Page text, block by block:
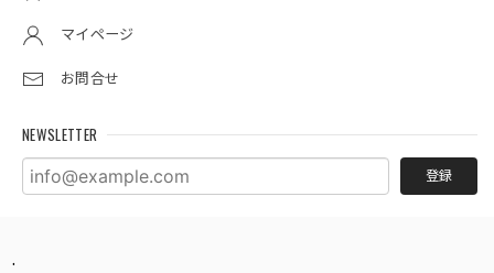
マイページ
お問合せ
NEWSLETTER
登録
.